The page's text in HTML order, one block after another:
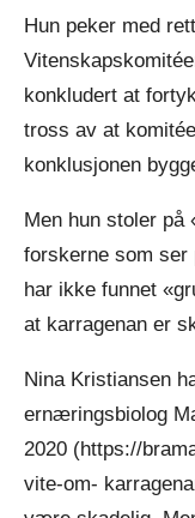
Hun peker med
konkludert at
tross av at
konklusjonen
Men hun stoler på
forskerne som ser
har ikke funnet
at karragenan er
Nina Kristiansen
ernæringsbiolog
2020 (https://
vite-om-